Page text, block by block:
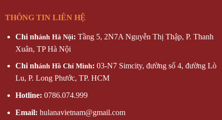
THÔNG TIN LIÊN HỆ
Chi nhánh Hà Nội: Tầng 5, 2N7A Nguyễn Thị Thập, P. Thanh
Xuân, TP Hà Nội
Chi nhánh Hồ Chí Minh: 03-N7 Simcity, đường số 4, đường Lò
Lu, P. Long Phước, TP. HCM
Hotline: 0786.074.999
Email: hulanavietnam@gmail.com